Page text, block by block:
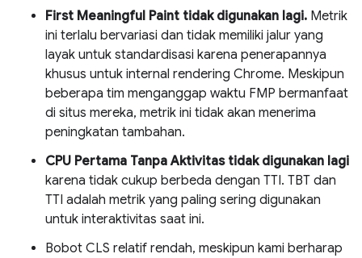
First Meaningful Paint tidak digunakan lagi. Metrik
ini terlalu bervariasi dan tidak memiliki jalur yang
layak untuk standardisasi karena penerapannya
khusus untuk internal rendering Chrome. Meskipun
beberapa tim menganggap waktu FMP bermanfaat
di situs mereka, metrik ini tidak akan menerima
peningkatan tambahan.
CPU Pertama Tanpa Aktivitas tidak digunakan lagi
karena tidak cukup berbeda dengan TTI. TBT dan
TTI adalah metrik yang paling sering digunakan
untuk interaktivitas saat ini.
Bobot CLS relatif rendah, meskipun kami berharap